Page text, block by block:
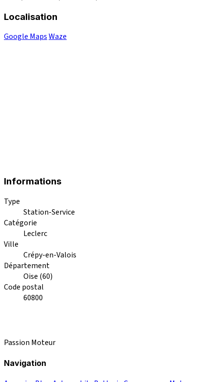
Localisation
Google MapsWaze
Informations
Type
Station-Service
Catégorie
Leclerc
Ville
Crépy-en-Valois
Département
Oise (60)
Code postal
60800
Passion Moteur
Navigation